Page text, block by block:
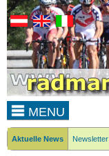
MENU
Aktuelle News Newsletter